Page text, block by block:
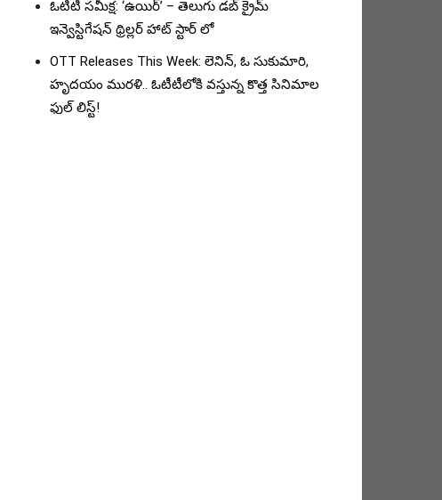
ఓటిటి సమీక్ష: ‘ఉయిర్’ – తెలుగు డబ్ క్రైమ్
ఇన్వెస్టిగేషన్ థ్రిల్లర్ హాట్ స్టార్ లో
OTT Releases This Week: లెనిన్, ఓ సుకుమారి,
హృదయం మురళి.. ఓటీటీలోకి వస్తున్న కొత్త సినిమాల
ఫుల్ లిస్ట్!